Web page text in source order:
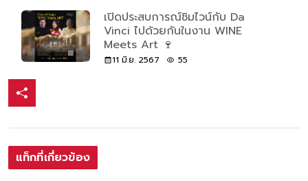
เปิดประสบการณ์ชิมไวน์กับ Da
Vinci ไปด้วยกันในงาน WINE
Meets Art 🍷
11 มิ.ย. 2567 55
แท็กที่เกี่ยวข้อง